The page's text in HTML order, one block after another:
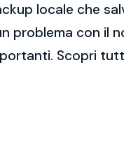
locale che
problema con il
Scopri